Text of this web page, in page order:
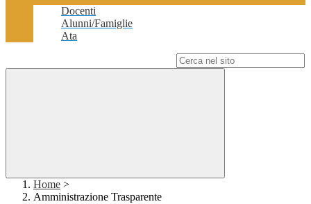
Docenti
Alunni/Famiglie
Ata
Home >
Amministrazione Trasparente